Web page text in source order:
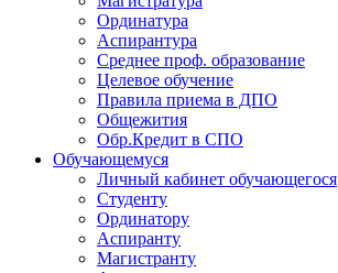
Ординатура
Аспирантура
Среднее проф. образование
Целевое обучение
Правила приема в ДПО
Общежития
Обр.Кредит в СПО
Обучающемуся
Личный кабинет обучающегося
Студенту
Ординатору
Аспиранту
Магистранту